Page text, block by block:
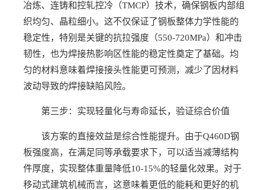
冶炼、连铸和控轧控冷（TMCP）技术，确保钢板内部组
织均匀、晶粒细小。这不仅保证了钢板整体力学性能的
稳定性，特别是关键的抗拉强度（550-720MPa）和冲击
韧性，也为焊接热影响区性能的稳定性奠定了基础。均
匀的材料意味着焊接接头性能更可预测，减少了因材料
波动导致的焊接缺陷风险。
第三步：实现轻量化与寿命延长，验证综合价值
该方案的直接效益是综合性能提升。由于Q460D钢
板强度高，在满足同等承载要求下，可以适当减薄结构
件厚度，实现整体重量降低10-15%的轻量化效果。对于
移动式建筑机械而言，这意味着更低的能耗和更好的机